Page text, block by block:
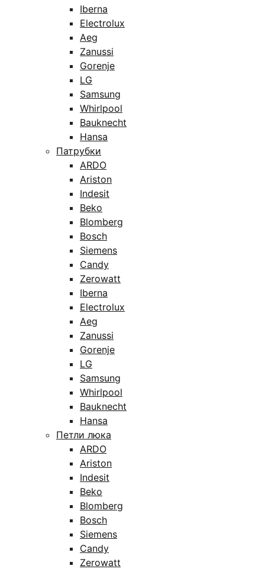
Iberna
Electrolux
Aeg
Zanussi
Gorenje
LG
Samsung
Whirlpool
Bauknecht
Hansa
Патрубки
ARDO
Ariston
Indesit
Beko
Blomberg
Bosch
Siemens
Candy
Zerowatt
Iberna
Electrolux
Aeg
Zanussi
Gorenje
LG
Samsung
Whirlpool
Bauknecht
Hansa
Петли люка
ARDO
Ariston
Indesit
Beko
Blomberg
Bosch
Siemens
Candy
Zerowatt